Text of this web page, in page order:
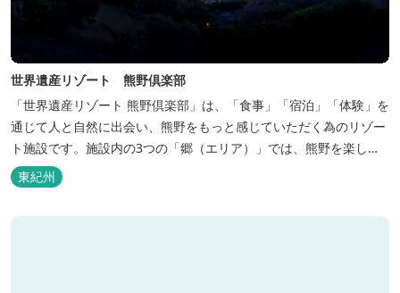
世界遺産リゾート 熊野倶楽部
「世界遺産リゾート 熊野倶楽部」は、「食事」「宿泊」「体験」を
通じて人と自然に出会い、熊野をもっと感じていただく為のリゾー
ト施設です。施設内の3つの「郷（エリア）」では、熊野を楽しむ
為の多彩なイベンを開催。施設内のいたるところに、熊野灘の青い
海や雄大な夕日の大パノラマ等、大自然を感じていただけるよう設
東紀州